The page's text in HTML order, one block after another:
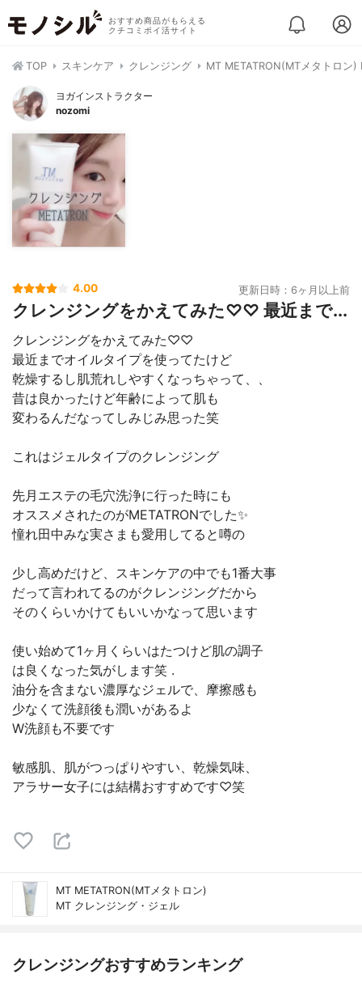
おすすめ商品がもらえる
クチコミポイ活サイト
TOP スキンケア クレンジング MT METATRON(MTメタトロン
ヨガインストラクター
nozomi
4.00 更新日時：6ヶ月以上前
クレンジングをかえてみた♡♡ 最近まで...
クレンジングをかえてみた♡♡
最近までオイルタイプを使ってたけど
乾燥するし肌荒れしやすくなっちゃって、、
昔は良かったけど年齢によって肌も
変わるんだなってしみじみ思った笑
これはジェルタイプのクレンジング
先月エステの毛穴洗浄に行った時にも
オススメされたのがMETATRONでした✨
憧れ田中みな実さまも愛用してると噂の
少し高めだけど、スキンケアの中でも1番大事
だって言われてるのがクレンジングだから
そのくらいかけてもいいかなって思います
使い始めて1ヶ月くらいはたつけど肌の調子
は良くなった気がします笑 .
油分を含まない濃厚なジェルで、摩擦感も
少なくて洗顔後も潤いがあるよ
W洗顔も不要です
敏感肌、肌がつっぱりやすい、乾燥気味、
アラサー女子には結構おすすめです♡笑
MT METATRON(MTメタトロン)
MT クレンジング・ジェル
クレンジングおすすめランキング